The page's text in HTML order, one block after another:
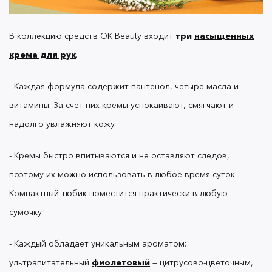
массажа подойдут сразу два средства.
Универсальное масло-праймер— абсолютный
бестселлер бренда. Помимо основной функции —
подготовки лица к макияжу — он снимает
выравнивает тон кожи и придает ей здоровое
Легкое некомедогенное масло отлично
а также смягчения шероховатостей на локтях и
ухода за сухими кончиками волос.
В коллекцию средств OK Beauty входит три насыщенных
крема для рук.
- Каждая формула содержит пантенол, четыре масла и
витамины. За счет них кремы успокаивают, смягчают и
надолго увлажняют кожу.
- Кремы быстро впитываются и не оставляют следов,
поэтому их можно использовать в любое время суток.
Компактный тюбик поместится практически в любую
сумочку.
- Каждый обладает уникальным ароматом:
ультрапитательный фиолетовый — цитрусово-цветочным,